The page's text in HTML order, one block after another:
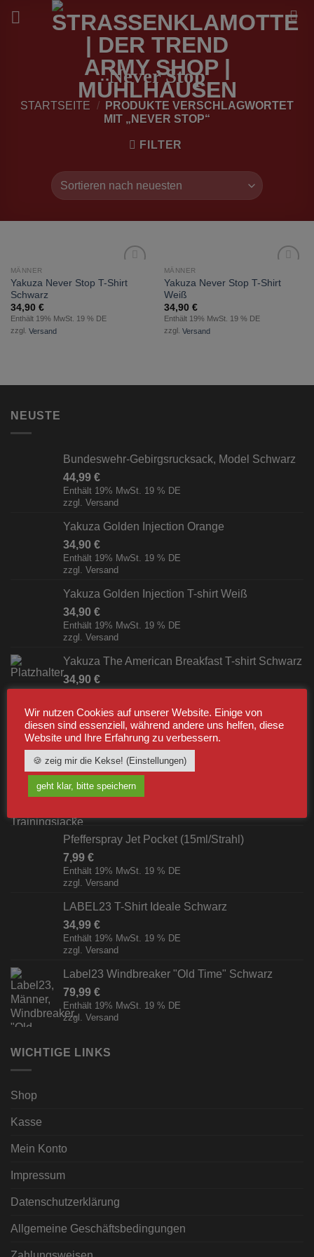
Inhalt
Never Stop
STARTSEITE /
PRODUKTE VERSCHLAGWORTET
MIT „NEVER STOP“
FILTER
Wunschliste
MÄNNER
Yakuza Never Stop T-Shirt
Schwarz
34,90 €
Enthält 19% MwSt. 19 % DE
zzgl. Versand
Wunschliste
MÄNNER
Yakuza Never Stop T-Shirt
Weiß
34,90 €
Enthält 19% MwSt. 19 % DE
zzgl. Versand
NEUSTE
Bundeswehr-Gebirgsrucksack, Model Schwarz
44,99 €
Enthält 19% MwSt. 19 % DE
zzgl. Versand
Yakuza Golden Injection Orange
34,90 €
Enthält 19% MwSt. 19 % DE
zzgl. Versand
Yakuza Golden Injection T-shirt Weiß
34,90 €
Enthält 19% MwSt. 19 % DE
zzgl. Versand
Yakuza The American Breakfast T-shirt Schwarz
34,90 €
Enthält 19% MwSt. 19 % DE
BESTSELLER
Label23 Trainingsjacke "TS 23 White"
Schwarz/Weiß [Digital]
Pfefferspray Jet Pocket (15ml/Strahl)
7,99 €
Enthält 19% MwSt. 19 % DE
zzgl. Versand
LABEL23 T-Shirt Ideale Schwarz
34,99 €
Enthält 19% MwSt. 19 % DE
zzgl. Versand
Label23 Windbreaker "Old Time" Schwarz
79,99 €
Enthält 19% MwSt. 19 % DE
zzgl. Versand
WICHTIGE LINKS
Shop
Kasse
Mein Konto
Impressum
Datenschutzerklärung
Allgemeine Geschäftsbedingungen
Wir nutzen Cookies auf unserer Website. Einige von
diesen sind essenziell, während andere uns helfen, diese
Website und Ihre Erfahrung zu verbessern.
🍪 zeig mir die Kekse! (Einstellungen)
geht klar, bitte speichern